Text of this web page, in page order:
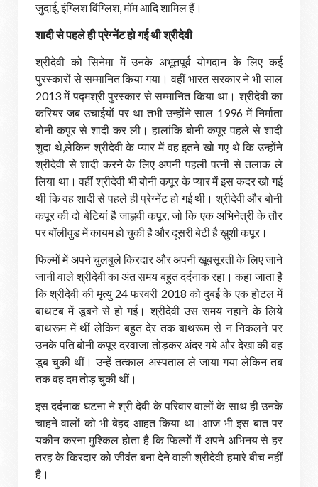
जुदाई, इंग्लिश विंग्लिश, मॉम आदि शामिल हैं।
शादी से पहले ही प्रेग्नेंट हो गई थी श्रीदेवी
श्रीदेवी को सिनेमा में उनके अभूतपूर्व योगदान के लिए कई
पुरस्कारों से सम्मानित किया गया। वहीं भारत सरकार ने भी साल
2013 में पद्मश्री पुरस्कार से सम्मानित किया था। श्रीदेवी का
करियर जब उचाईयों पर था तभी उन्होंने साल 1996 में निर्माता
बोनी कपूर से शादी कर ली। हालांकि बोनी कपूर पहले से शादी
शुदा थे,लेकिन श्रीदेवी के प्यार में वह इतने खो गए थे कि उन्होंने
श्रीदेवी से शादी करने के लिए अपनी पहली पत्नी से तलाक ले
लिया था। वहीं श्रीदेवी भी बोनी कपूर के प्यार में इस कदर खो गई
थी कि वह शादी से पहले ही प्रेग्नेंट हो गई थी। श्रीदेवी और बोनी
कपूर की दो बेटियां है जाह्नवी कपूर, जो कि एक अभिनेत्री के तौर
पर बॉलीवुड में कायम हो चुकी है और दूसरी बेटी है ख़ुशी कपूर।
फिल्मों में अपने चुलबुले किरदार और अपनी खूबसूरती के लिए जाने
जानी वाले श्रीदेवी का अंत समय बहुत दर्दनाक रहा। कहा जाता है
कि श्रीदेवी की मृत्यु 24 फरवरी 2018 को दुबई के एक होटल में
बाथटब में डूबने से हो गई। श्रीदेवी उस समय नहाने के लिये
बाथरूम में थीं लेकिन बहुत देर तक बाथरूम से न निकलने पर
उनके पति बोनी कपूर दरवाजा तोड़कर अंदर गये और देखा की वह
डूब चुकी थीं। उन्‍हें तत्‍काल अस्पताल ले जाया गया लेकिन तब
तक वह दम तोड़ चुकी थीं।
इस दर्दनाक घटना ने श्री देवी के परिवार वालों के साथ ही उनके
चाहने वालों को भी बेहद आहत किया था।आज भी इस बात पर
यकीन करना मुश्किल होता है कि फिल्मों में अपने अभिनय से हर
तरह के किरदार को जीवंत बना देने वाली श्रीदेवी हमारे बीच नहीं
है।